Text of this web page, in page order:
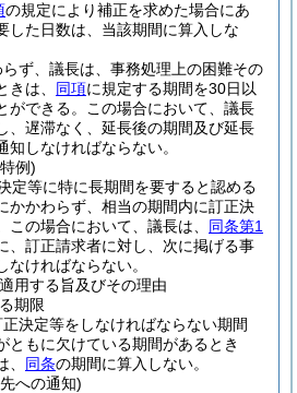
の規定により補正を求めた場合にあ
した日数は、当該期間に算入しな
ず、議長は、事務処理上の困難その
は、 同項に規定する期間を30日以
ができる。
この場合において、議長
、遅滞なく、延長後の期間及び延長
しなければならない。
例)
定等に特に長期間を要すると認める
かかわらず、相当の期間内に訂正決
この場合において、議長は、 同条第1
、訂正請求者に対し、次に掲げる事
ければならない。
用する旨及びその理由
期限
決定等をしなければならない期間
ともに欠けている期間があるとき
同条の期間に算入しない。
への通知)